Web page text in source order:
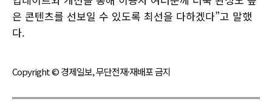
은 콘텐츠를 선보일 수 있도록 최선을 다하겠다”고 말했
다.
Copyright © 경제일보, 무단전재·재배포 금지